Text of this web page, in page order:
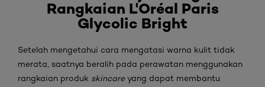
Rangkaian L'Oréal Paris
Glycolic Bright
Setelah mengetahui cara mengatasi warna kulit tidak
merata, saatnya beralih pada perawatan menggunakan
rangkaian produk skincareyang dapat membantu